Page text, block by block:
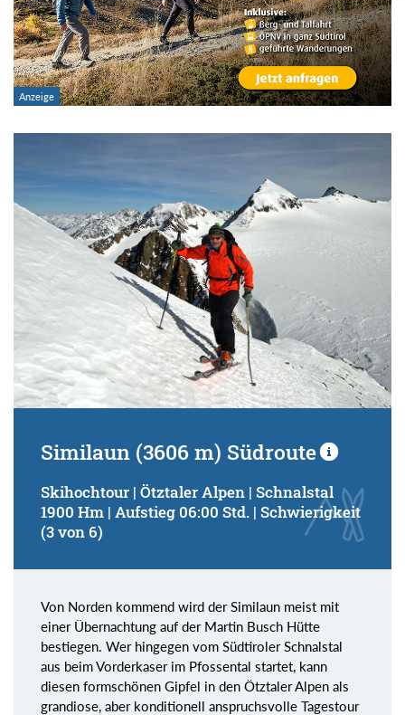
Gebirge:
Art der Tour:
von
Kondition (Tourdauer):
bis
Suchbegriff:
Similaun (3606 m) Südroute
Skihochtour | Ötztaler Alpen | Schnalstal
1900 Hm | Aufstieg 06:00 Std. | Schwierigkeit
(3 von 6)
Von Norden kommend wird der Similaun meist mit
einer Übernachtung auf der Martin Busch Hütte
bestiegen. Wer hingegen vom Südtiroler Schnalstal
aus beim Vorderkaser im Pfossental startet, kann
diesen formschönen Gipfel in den Ötztaler Alpen als
grandiose, aber konditionell anspruchsvolle Tagestour